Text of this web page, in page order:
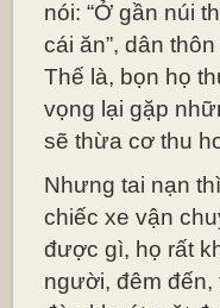
nói: “Ở gần núi
cái ăn”, dân
Thế là, bọn họ
vọng lại gặp
sẽ thừa cơ thu
Nhưng tai nạn
chiếc xe vận
được gì, họ rất
người, đêm